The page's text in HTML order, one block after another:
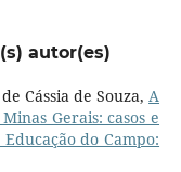
autor(es)
Cássia de Souza, A
Gerais: casos e
do Campo: